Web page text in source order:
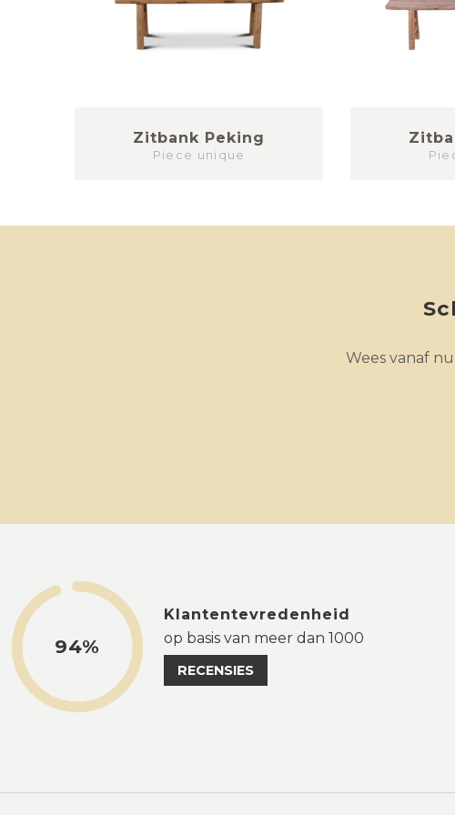
Zitbank Peking
Piece unique
Wees vanaf
94%
Klantentevredenheid
op basis van meer dan 1000
RECENSIES